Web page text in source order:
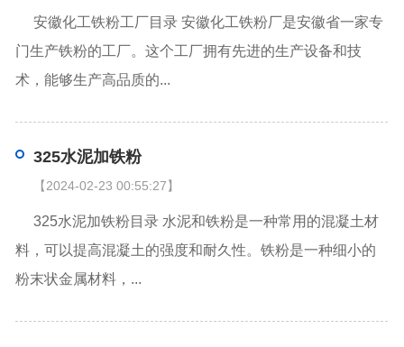
安徽化工铁粉工厂目录 安徽化工铁粉厂是安徽省一家专
门生产铁粉的工厂。这个工厂拥有先进的生产设备和技
术，能够生产高品质的...
325水泥加铁粉
【2024-02-23 00:55:27】
325水泥加铁粉目录 水泥和铁粉是一种常用的混凝土材
料，可以提高混凝土的强度和耐久性。铁粉是一种细小的
粉末状金属材料，...